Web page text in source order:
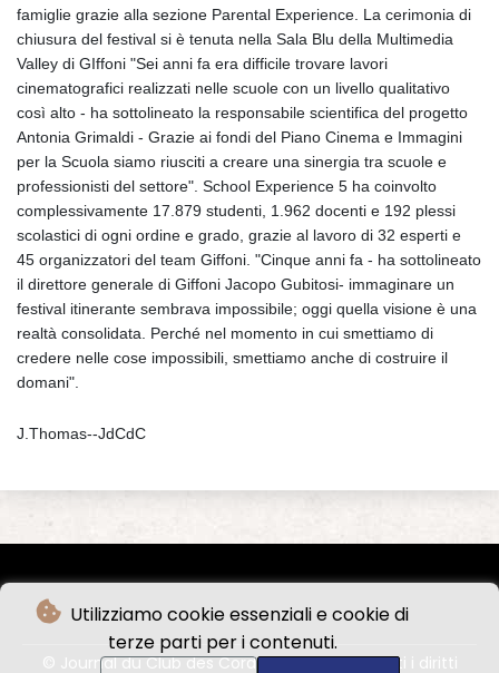
Utilizziamo cookie essenziali e cookie di
terze parti per i contenuti.
famiglie grazie alla sezione Parental Experience. La cerimonia di
chiusura del festival si è tenuta nella Sala Blu della Multimedia
Valley di GIffoni "Sei anni fa era difficile trovare lavori
cinematografici realizzati nelle scuole con un livello qualitativo
così alto - ha sottolineato la responsabile scientifica del progetto
Antonia Grimaldi - Grazie ai fondi del Piano Cinema e Immagini
per la Scuola siamo riusciti a creare una sinergia tra scuole e
professionisti del settore". School Experience 5 ha coinvolto
complessivamente 17.879 studenti, 1.962 docenti e 192 plessi
scolastici di ogni ordine e grado, grazie al lavoro di 32 esperti e
45 organizzatori del team Giffoni. "Cinque anni fa - ha sottolineato
il direttore generale di Giffoni Jacopo Gubitosi- immaginare un
festival itinerante sembrava impossibile; oggi quella visione è una
realtà consolidata. Perché nel momento in cui smettiamo di
credere nelle cose impossibili, smettiamo anche di costruire il
domani".
J.Thomas--JdCdC
© Journal du Club des Cordeliers - 2026 - Tutti i diritti